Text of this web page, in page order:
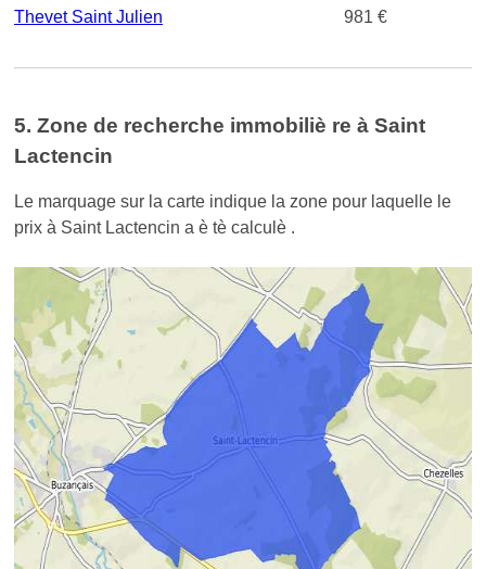
Thevet Saint Julien 981 €
5. Zone de recherche immobiliè re à Saint
Lactencin
Le marquage sur la carte indique la zone pour laquelle le
prix à Saint Lactencin a è tè calculè .